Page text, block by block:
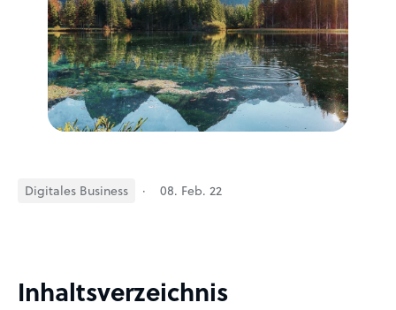
Digitales Business · 08. Feb. 22
Inhaltsverzeichnis